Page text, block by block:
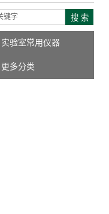
实验室常用仪器
更多分类